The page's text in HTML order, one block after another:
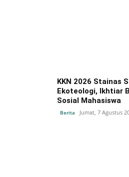
KKN 2026 Stainas
Ekoteologi, Ikhtiar
Sosial Mahasiswa
Berita Jumat, 7 Agustus